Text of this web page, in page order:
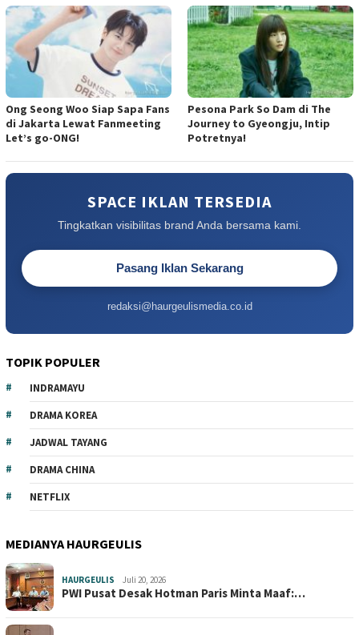
Ong Seong Woo Siap Sapa Fans
di Jakarta Lewat Fanmeeting
Let’s go-ONG!
Pesona Park So Dam di The
Journey to Gyeongju, Intip
Potretnya!
SPACE IKLAN TERSEDIA
Tingkatkan visibilitas brand Anda bersama kami.
Pasang Iklan Sekarang
redaksi@haurgeulismedia.co.id
TOPIK POPULER
INDRAMAYU
DRAMA KOREA
JADWAL TAYANG
DRAMA CHINA
NETFLIX
MEDIANYA HAURGEULIS
HAURGEULIS Juli 20, 2026
PWI Pusat Desak Hotman Paris Minta Maaf:…